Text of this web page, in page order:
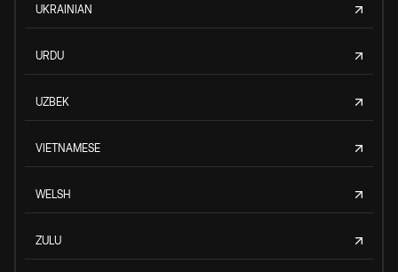
UKRAINIAN
URDU
UZBEK
VIETNAMESE
WELSH
ZULU